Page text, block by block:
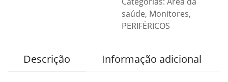
saúde, Monitores,
PERIFÉRICOS
Descrição Informação adicional